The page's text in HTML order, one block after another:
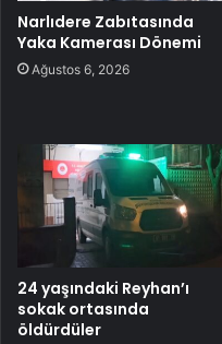
Narlıdere Zabıtasında
Yaka Kamerası Dönemi
Ağustos 6, 2026
24 yaşındaki Reyhan’ı
sokak ortasında
öldürdüler